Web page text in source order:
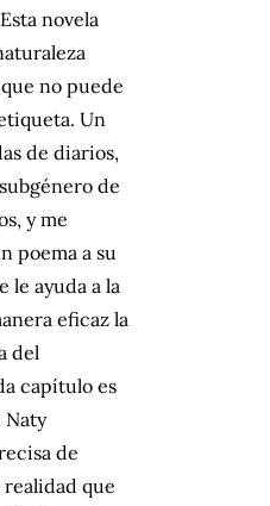
novela
no puede
Un
de diarios,
de
y me
poema a su
le ayuda a la
eficaz la
del
capítulo es
Naty
de
que